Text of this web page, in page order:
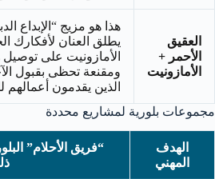
العقيق
الأحمر +
الأمازونيت
هذا هو مزيج “الإبداع
يطلق العنان لأفكارك
الأمازونيت على توصيل
ومقنعة تحظى بقبول
الذين يقدمون أعمالهم
مجموعات بلورية لمشاريع محددة
الهدف
المهني
“فريق الأحلام”